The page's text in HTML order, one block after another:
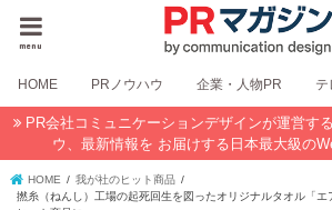
menu
HOME PRノウハウ 企業・人物PR テ
PR会社コミュニケーションデザインが運営す
ウ、最新情報を お届けする日本最大級の
HOME
我が社のヒット商品
撚糸（ねんし）工場の起死回生を図ったオリジナルタオル「